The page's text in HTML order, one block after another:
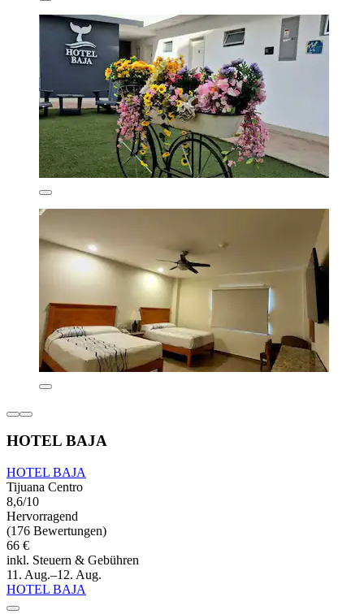
HOTEL BAJA
HOTEL BAJA
Tijuana Centro
8,6/10
Hervorragend
(176 Bewertungen)
66 €
inkl. Steuern & Gebühren
11. Aug.–12. Aug.
HOTEL BAJA